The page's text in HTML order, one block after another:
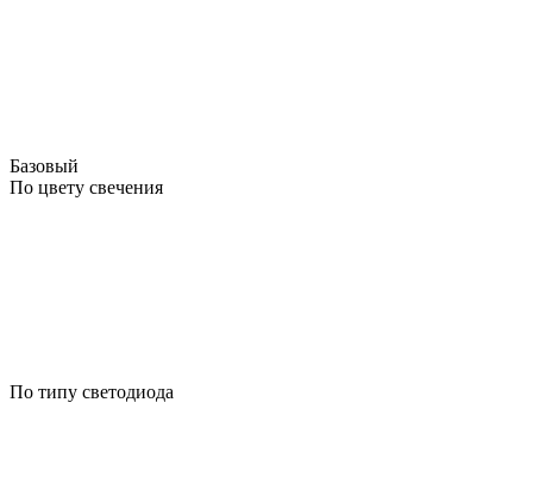
Базовый
По цвету свечения
По типу светодиода